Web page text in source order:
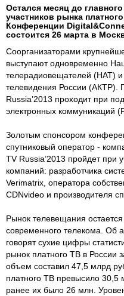
Остался месяц до
участников рынка
Конференции
состоится 26 марта в
Соорганизаторами
выступают одновременно
телерадиовещателей (НАТ) и
телевидения России (АКТР).
Russia’2013 проходит при
электронных коммуникаций
Золотым спонсором
спутниковый оператор -
TV Russia’2013 пройдет при
компаний: разработчика
Verimatrix, оператора
CDNvideo и производителя
Рынок телевещания
современного телекома. Об
говорят сухие цифры
рынок платного ТВ в России
объем составил 47,5 млрд
платного ТВ превысило 30,5
ранее их было 26 млн.